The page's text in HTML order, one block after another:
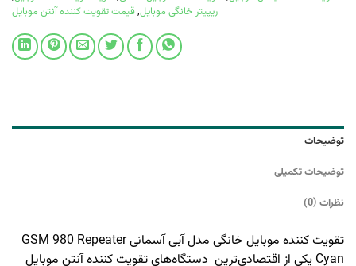
ریپیتر خانگی موبایل,قیمت تقویت کننده آنتن موبایل
توضیحات
توضیحات تکمیلی
نظرات (0)
تقویت کننده موبایل خانگی مدل آبی آسمانی GSM 980 Repeater
Cyan یکی از اقتصادی‌ترین دستگاه‌های تقویت کننده آنتن موبایل